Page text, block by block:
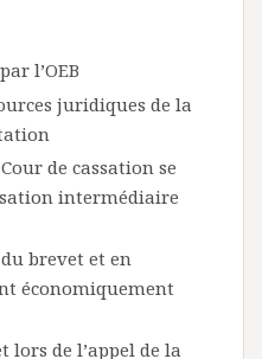
l’OEB
juridiques de la
de cassation se
intermédiaire
brevet et en
économiquement
de l’appel de la